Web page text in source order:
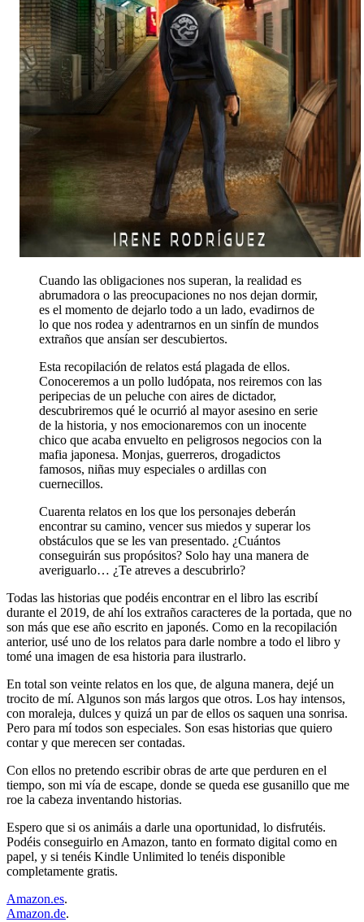
Cuando las obligaciones nos superan, la realidad es
abrumadora o las preocupaciones no nos dejan dormir,
es el momento de dejarlo todo a un lado, evadirnos de
lo que nos rodea y adentrarnos en un sinfín de mundos
extraños que ansían ser descubiertos.
Esta recopilación de relatos está plagada de ellos.
Conoceremos a un pollo ludópata, nos reiremos con las
peripecias de un peluche con aires de dictador,
descubriremos qué le ocurrió al mayor asesino en serie
de la historia, y nos emocionaremos con un inocente
chico que acaba envuelto en peligrosos negocios con la
mafia japonesa. Monjas, guerreros, drogadictos
famosos, niñas muy especiales o ardillas con
cuernecillos.
Cuarenta relatos en los que los personajes deberán
encontrar su camino, vencer sus miedos y superar los
obstáculos que se les van presentado. ¿Cuántos
conseguirán sus propósitos? Solo hay una manera de
averiguarlo… ¿Te atreves a descubrirlo?
Todas las historias que podéis encontrar en el libro las escribí
durante el 2019, de ahí los extraños caracteres de la portada, que no
son más que ese año escrito en japonés. Como en la recopilación
anterior, usé uno de los relatos para darle nombre a todo el libro y
tomé una imagen de esa historia para ilustrarlo.
En total son veinte relatos en los que, de alguna manera, dejé un
trocito de mí. Algunos son más largos que otros. Los hay intensos,
con moraleja, dulces y quizá un par de ellos os saquen una sonrisa.
Pero para mí todos son especiales. Son esas historias que quiero
contar y que merecen ser contadas.
Con ellos no pretendo escribir obras de arte que perduren en el
tiempo, son mi vía de escape, donde se queda ese gusanillo que me
roe la cabeza inventando historias.
Espero que si os animáis a darle una oportunidad, lo disfrutéis.
Podéis conseguirlo en Amazon, tanto en formato digital como en
papel, y si tenéis Kindle Unlimited lo tenéis disponible
completamente gratis.
Amazon.es.
Amazon.de.